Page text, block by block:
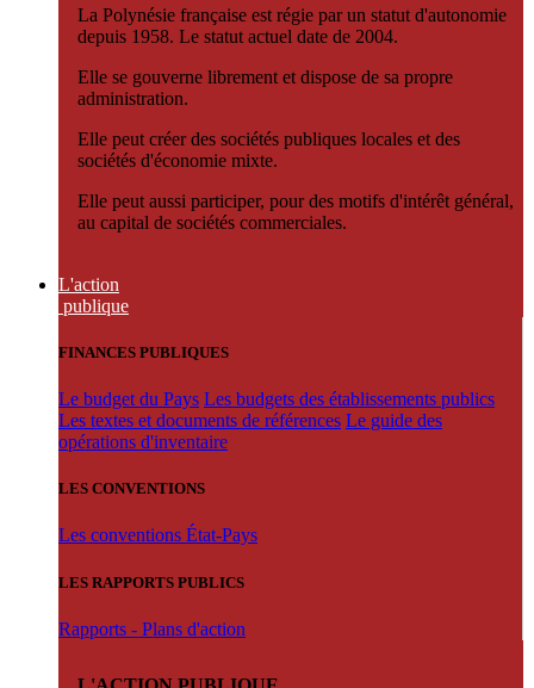
La Polynésie française est régie par un statut d'autonomie
depuis 1958. Le statut actuel date de 2004.
Elle se gouverne librement et dispose de sa propre
administration.
Elle peut créer des sociétés publiques locales et des
sociétés d'économie mixte.
Elle peut aussi participer, pour des motifs d'intérêt général,
au capital de sociétés commerciales.
L'action
publique
FINANCES PUBLIQUES
Le budget du Pays Les budgets des établissements publics
Les textes et documents de références Le guide des
opérations d'inventaire
LES CONVENTIONS
Les conventions État-Pays
LES RAPPORTS PUBLICS
Rapports - Plans d'action